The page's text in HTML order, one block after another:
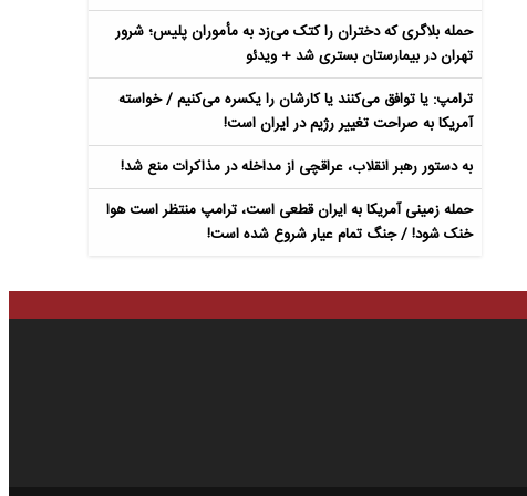
حمله بلاگری که دختران را کتک می‌زد به مأموران پلیس؛ شرور
تهران در بیمارستان بستری شد + ویدئو
ترامپ: یا توافق می‌کنند یا کارشان را یکسره می‌کنیم / خواسته
آمریکا به صراحت تغییر رژیم در ایران است!
به دستور رهبر انقلاب، عراقچی از مداخله در مذاکرات منع شد!
حمله زمینی آمریکا به ایران قطعی است، ترامپ منتظر است هوا
خنک شود! / جنگ تمام عیار شروع شده است!